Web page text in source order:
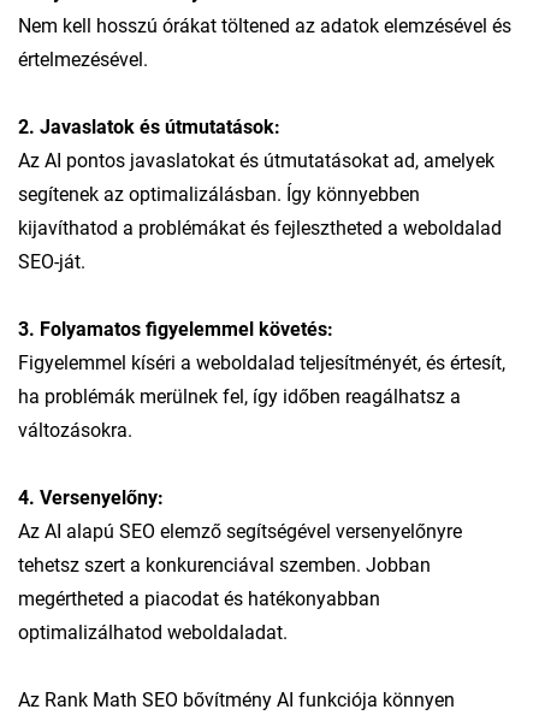
Nem kell hosszú órákat töltened az adatok elemzésével és
értelmezésével.
2. Javaslatok és útmutatások:
Az AI pontos javaslatokat és útmutatásokat ad, amelyek
segítenek az optimalizálásban. Így könnyebben
kijavíthatod a problémákat és fejlesztheted a weboldalad
SEO-ját.
3. Folyamatos figyelemmel követés:
Figyelemmel kíséri a weboldalad teljesítményét, és értesít,
ha problémák merülnek fel, így időben reagálhatsz a
változásokra.
4. Versenyelőny:
Az AI alapú SEO elemző segítségével versenyelőnyre
tehetsz szert a konkurenciával szemben. Jobban
megértheted a piacodat és hatékonyabban
optimalizálhatod weboldaladat.
Az Rank Math SEO bővítmény AI funkciója könnyen